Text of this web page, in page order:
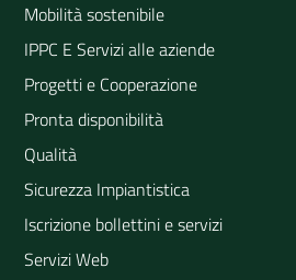
Mobilità sostenibile
IPPC E Servizi alle aziende
Progetti e Cooperazione
Pronta disponibilità
Qualità
Sicurezza Impiantistica
Iscrizione bollettini e servizi
Servizi Web